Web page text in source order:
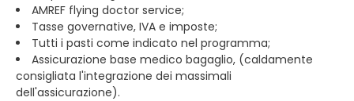
AMREF flying doctor service;
Tasse governative, IVA e imposte;
Tutti i pasti come indicato nel programma;
Assicurazione base medico bagaglio, (caldamente
consigliata l'integrazione dei massimali
dell'assicurazione).